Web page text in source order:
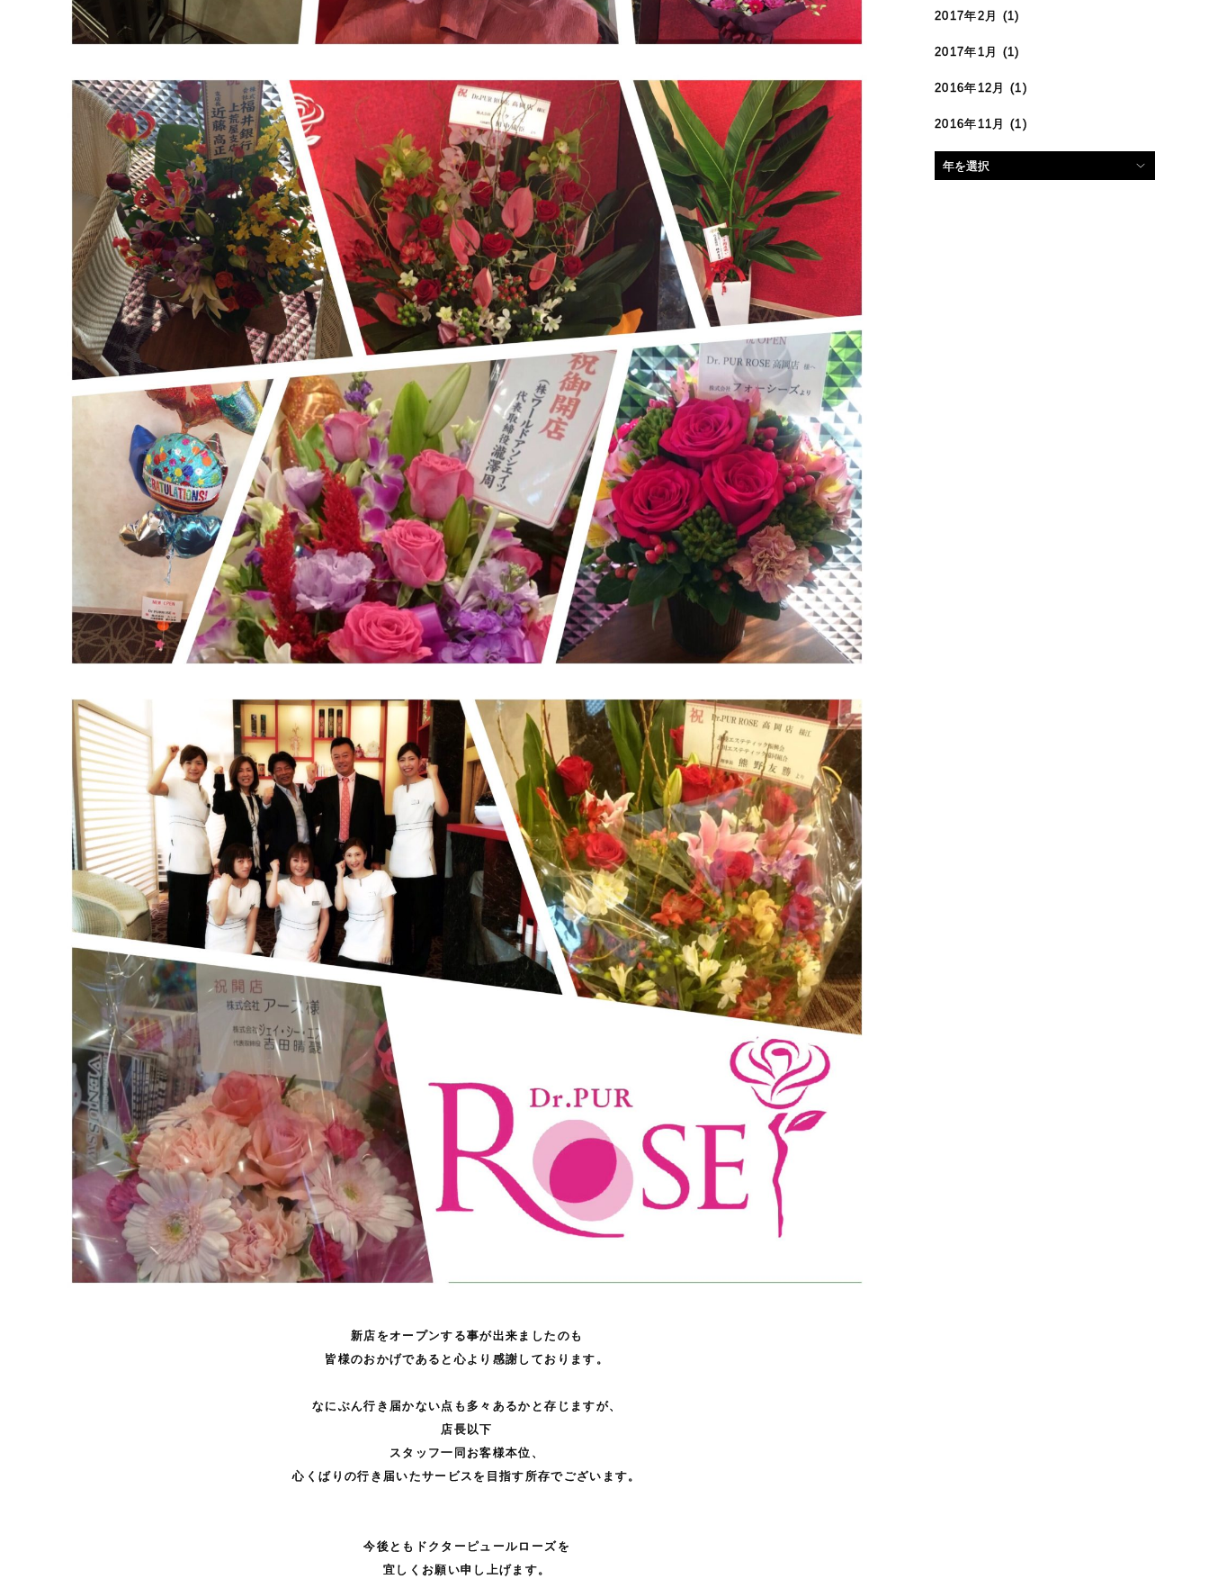
新店をオープンする事が出来ましたのも
皆様のおかげであると心より感謝しております。
なにぶん行き届かない点も多々あるかと存じますが、
店長以下
スタッフ一同お客様本位、
心くばりの行き届いたサービスを目指す所存でございます。
今後ともドクターピュールローズを
宜しくお願い申し上げます。
2017年2月 (1)
2017年1月 (1)
2016年12月 (1)
2016年11月 (1)